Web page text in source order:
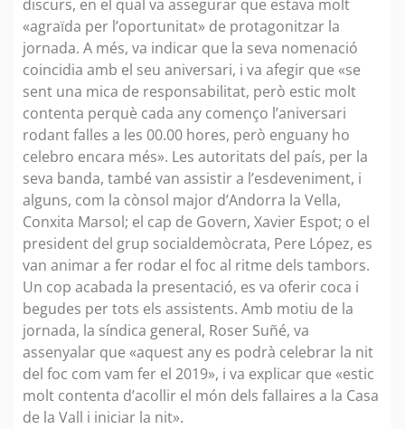
discurs, en el qual va assegurar que estava molt
«agraïda per l’oportunitat» de protagonitzar la
jornada. A més, va indicar que la seva nomenació
coincidia amb el seu aniversari, i va afegir que «se
sent una mica de responsabilitat, però estic molt
contenta perquè cada any començo l’aniversari
rodant falles a les 00.00 hores, però enguany ho
celebro encara més». Les autoritats del país, per la
seva banda, també van assistir a l’esdeveniment, i
alguns, com la cònsol major d’Andorra la Vella,
Conxita Marsol; el cap de Govern, Xavier Espot; o el
president del grup socialdemòcrata, Pere López, es
van animar a fer rodar el foc al ritme dels tambors.
Un cop acabada la presentació, es va oferir coca i
begudes per tots els assistents. Amb motiu de la
jornada, la síndica general, Roser Suñé, va
assenyalar que «aquest any es podrà celebrar la nit
del foc com vam fer el 2019», i va explicar que «estic
molt contenta d’acollir el món dels fallaires a la Casa
de la Vall i iniciar la nit».